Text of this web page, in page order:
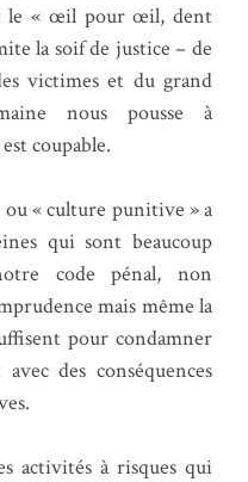
le « œil pour œil, dent
la soif de justice – de
victimes et du grand
nous pousse à
coupable.
« culture punitive » a
qui sont beaucoup
code pénal, non
mais même la
pour condamner
des conséquences
activités à risques qui